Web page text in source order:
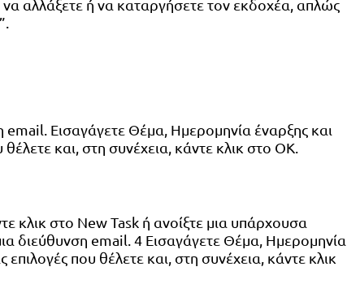
να αλλάξετε ή να καταργήσετε τον εκδοχέα, απλώς
email. Εισαγάγετε Θέμα, Ημερομηνία έναρξης και
και, στη συνέχεια, κάντε κλικ στο OK.
κλικ στο New Task ή ανοίξτε μια υπάρχουσα
διεύθυνση email. 4 Εισαγάγετε Θέμα, Ημερομηνία
που θέλετε και, στη συνέχεια, κάντε κλικ